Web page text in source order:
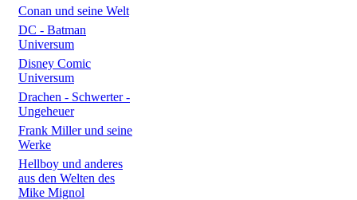
Conan und seine Welt
DC - Batman
Universum
Disney Comic
Universum
Drachen - Schwerter -
Ungeheuer
Frank Miller und seine
Werke
Hellboy und anderes
aus den Welten des
Mike Mignol